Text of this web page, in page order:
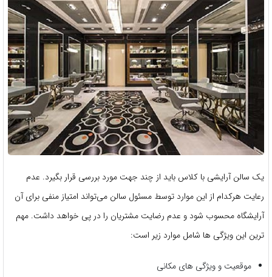
یک سالن آرایشی با کلاس باید از چند جهت مورد بررسی قرار بگیرد. عدم
رعایت هرکدام از این موارد توسط مسئول سالن می‌تواند امتیاز منفی برای آن
آرایشگاه محسوب شود و عدم رضایت مشتریان را در پی خواهد داشت. مهم
ترین این ویژگی ها شامل موارد زیر است:
موقعیت و ویژگی های مکانی